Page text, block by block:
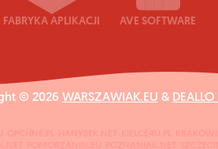
FABRYKA APLIKACJI AVE SOFTWARE
© 2026 WARSZAWIAK.EU &